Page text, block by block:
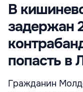
В
задержан
попасть в
Гражданин